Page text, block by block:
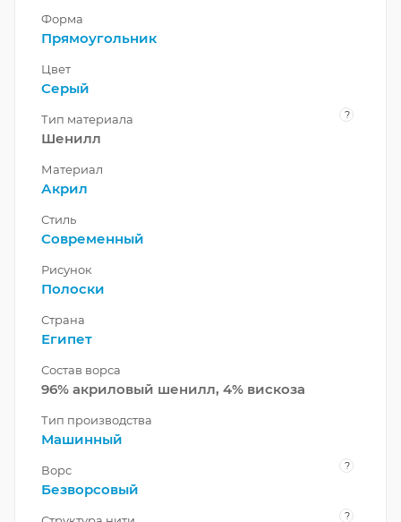
Форма
Прямоугольник
Цвет
Серый
Тип материала ?
Шенилл
Материал
Акрил
Стиль
Современный
Рисунок
Полоски
Страна
Египет
Состав ворса
96% акриловый шенилл, 4% вискоза
Тип производства
Машинный
Ворс ?
Безворсовый
?